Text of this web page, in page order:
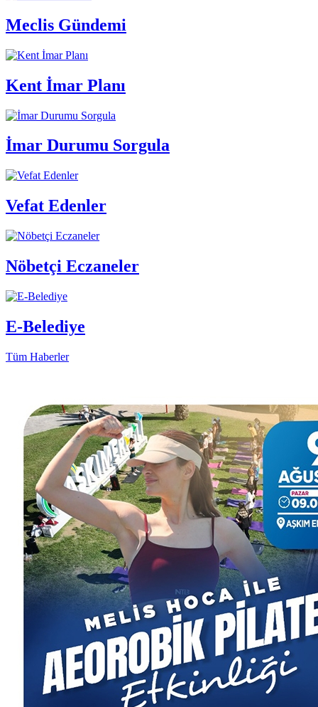
Meclis Gündemi
Kent İmar Planı
İmar Durumu Sorgula
Vefat Edenler
Nöbetçi Eczaneler
E-Belediye
Tüm Haberler